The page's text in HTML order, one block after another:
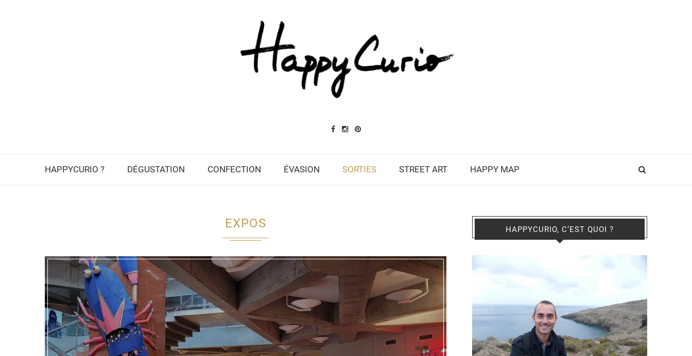
HAPPYCURIO ? DÉGUSTATION CONFECTION ÉVASION SORTIES STREET ART HAPPY MAP
EXPOS HAPPYCURIO, C’EST QUOI ?